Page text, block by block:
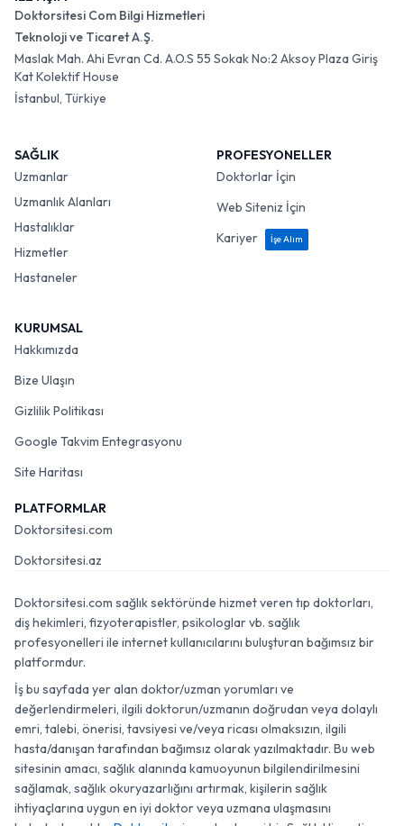
Doktorsitesi Com Bilgi Hizmetleri
Teknoloji ve Ticaret A.Ş.
Maslak Mah. Ahi Evran Cd. A.O.S 55 Sokak No:2 Aksoy Plaza Giriş
Kat Kolektif House
İstanbul, Türkiye
SAĞLIK
Uzmanlar
Uzmanlık Alanları
Hastalıklar
Hizmetler
Hastaneler
PROFESYONELLER
Doktorlar İçin
Web Siteniz İçin
Kariyer
İşe Alım
KURUMSAL
Hakkımızda
Bize Ulaşın
Gizlilik Politikası
Google Takvim Entegrasyonu
Site Haritası
PLATFORMLAR
Doktorsitesi.com
Doktorsitesi.az
Doktorsitesi.com sağlık sektöründe hizmet veren tıp doktorları,
diş hekimleri, fizyoterapistler, psikologlar vb. sağlık
profesyonelleri ile internet kullanıcılarını buluşturan bağımsız bir
platformdur.
İş bu sayfada yer alan doktor/uzman yorumları ve
değerlendirmeleri, ilgili doktorun/uzmanın doğrudan veya dolaylı
emri, talebi, önerisi, tavsiyesi ve/veya ricası olmaksızın, ilgili
hasta/danışan tarafından bağımsız olarak yazılmaktadır. Bu web
sitesinin amacı, sağlık alanında kamuoyunun bilgilendirilmesini
sağlamak, sağlık okuryazarlığını artırmak, kişilerin sağlık
ihtiyaçlarına uygun en iyi doktor veya uzmana ulaşmasını